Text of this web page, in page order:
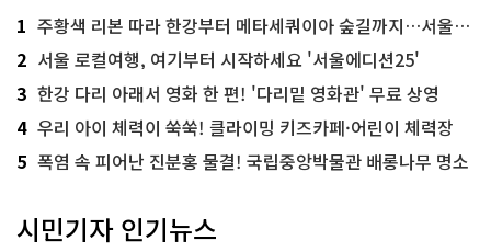
1 주황색 리본 따라 한강부터 메타세쿼이아 숲길까지…서울둘레길 15코스
2 서울 로컬여행, 여기부터 시작하세요 '서울에디션25'
3 한강 다리 아래서 영화 한 편! '다리밑 영화관' 무료 상영
4 우리 아이 체력이 쑥쑥! 클라이밍 키즈카페·어린이 체력장
5 폭염 속 피어난 진분홍 물결! 국립중앙박물관 배롱나무 명소
시민기자 인기뉴스